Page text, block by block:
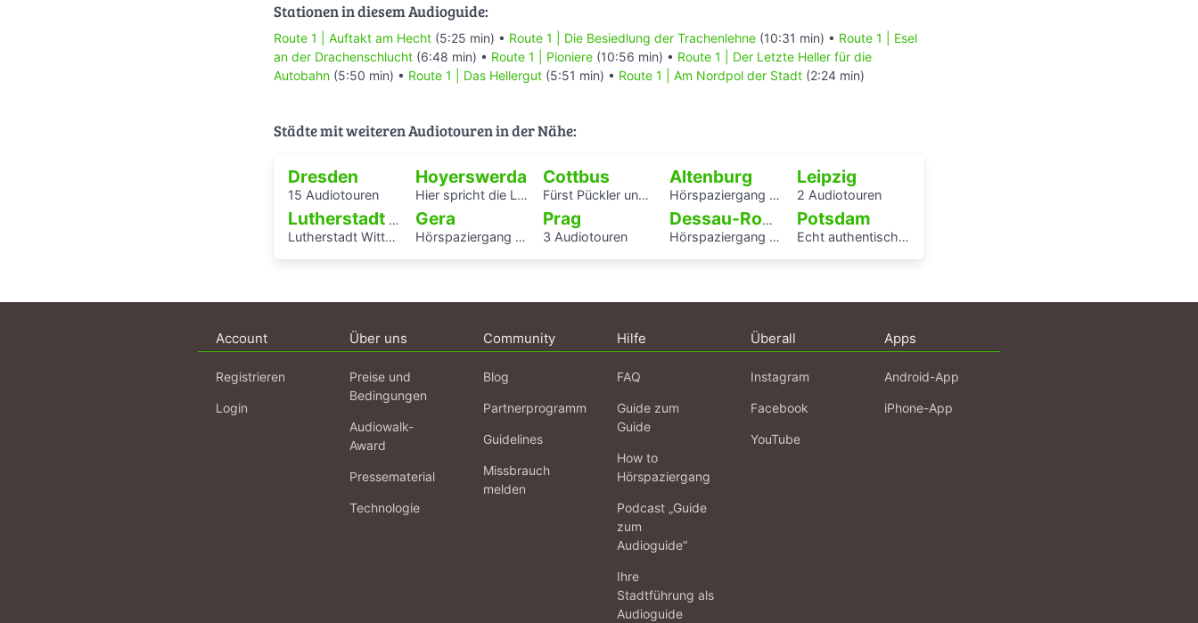
Stationen in diesem Audioguide:
Route 1 | Auftakt am Hecht (5:25 min) • Route 1 | Die Besiedlung der Trachenlehne (10:31 min) • Route 1 | Esel
an der Drachenschlucht (6:48 min) • Route 1 | Pioniere (10:56 min) • Route 1 | Der Letzte Heller für die
Autobahn (5:50 min) • Route 1 | Das Hellergut (5:51 min) • Route 1 | Am Nordpol der Stadt (2:24 min)
Städte mit weiteren Audiotouren in der Nähe:
Dresden
15 Audiotouren
Hoyerswerda
Hier spricht die Landschaft
Cottbus
Fürst Pückler und Branitz
Altenburg
Hörspaziergang Jüdische Geschichte in Altenburg
Leipzig
2 Audiotouren
Lutherstadt Wittenberg
Lutherstadt Wittenberg
Gera
Hörspaziergang Jüdisches Leben und jüdische Geschichte in Gera
Prag
3 Audiotouren
Dessau-Roßlau
Hörspaziergang rund um die Laubenganghäuser der Bauhaussiedlung Törten
Potsdam
Echt authentisch? Ein Hörspaziergang durch Potsdams Mitte
Account
Registrieren
Login
Über uns
Preise und
Bedingungen
Audiowalk-
Award
Pressematerial
Technologie
Community
Blog
Partnerprogramm
Guidelines
Missbrauch
melden
Hilfe
FAQ
Guide zum
Guide
How to
Hörspaziergang
Podcast „Guide
zum
Audioguide“
Ihre
Stadtführung als
Audioguide
Überall
Instagram
Facebook
YouTube
Apps
Android-App
iPhone-App